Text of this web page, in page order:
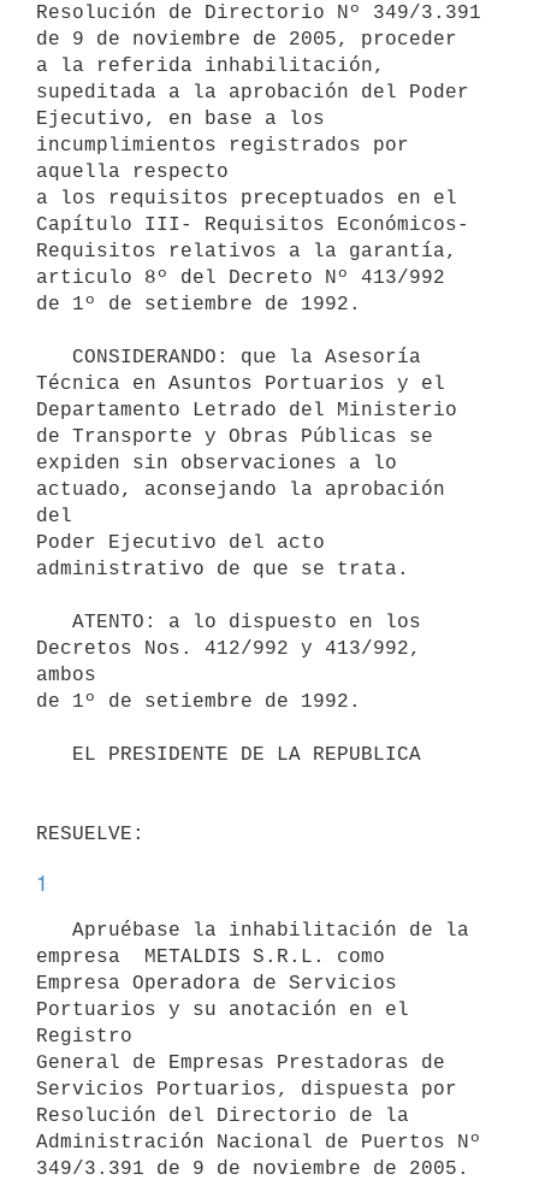
Resolución de Directorio Nº 349/3.391
de 9 de noviembre de 2005, proceder
a la referida inhabilitación,
supeditada a la aprobación del Poder
Ejecutivo, en base a los
incumplimientos registrados por
aquella respecto
a los requisitos preceptuados en el
Capítulo III- Requisitos Económicos-
Requisitos relativos a la garantía,
articulo 8º del Decreto Nº 413/992
de 1º de setiembre de 1992.
Técnica en Asuntos Portuarios y el
Departamento Letrado del Ministerio
de Transporte y Obras Públicas se
expiden sin observaciones a lo
actuado, aconsejando la aprobación
del
Poder Ejecutivo del acto
administrativo de que se trata.
Decretos Nos. 412/992 y 413/992,
ambos
de 1º de setiembre de 1992.
RESUELVE:
1
empresa  METALDIS S.R.L. como
Empresa Operadora de Servicios
Portuarios y su anotación en el
Registro
General de Empresas Prestadoras de
Servicios Portuarios, dispuesta por
Resolución del Directorio de la
Administración Nacional de Puertos Nº
349/3.391 de 9 de noviembre de 2005.